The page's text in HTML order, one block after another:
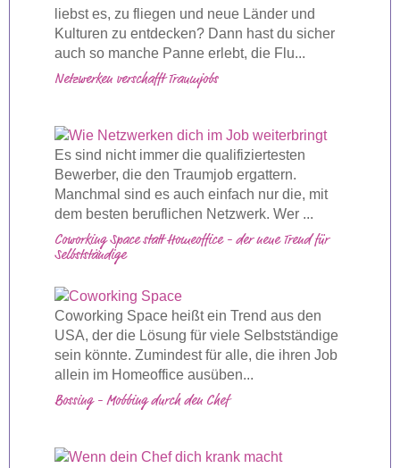
liebst es, zu fliegen und neue Länder und
Kulturen zu entdecken? Dann hast du sicher
auch so manche Panne erlebt, die Flu...
Netzwerken verschafft Traumjobs
Es sind nicht immer die qualifiziertesten
Bewerber, die den Traumjob ergattern.
Manchmal sind es auch einfach nur die, mit
dem besten beruflichen Netzwerk. Wer ...
Coworking Space statt Homeoffice - der neue Trend für
Selbstständige
Coworking Space heißt ein Trend aus den
USA, der die Lösung für viele Selbstständige
sein könnte. Zumindest für alle, die ihren Job
allein im Homeoffice ausüben...
Bossing - Mobbing durch den Chef